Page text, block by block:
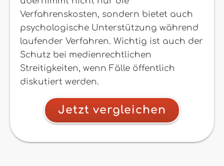
Verfahrenskosten, sondern bietet auch
psychologische Unterstützung während
laufender Verfahren. Wichtig ist auch der
Schutz bei medienrechtlichen
Streitigkeiten, wenn Fälle öffentlich
diskutiert werden.
Jetzt vergleichen